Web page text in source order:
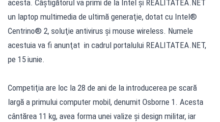
acesta. Câştigătorul va primi de la Intel şi REALITATEA.NET
un laptop multimedia de ultimă generaţie, dotat cu Intel®
Centrino® 2, soluţie antivirus şi mouse wireless. Numele
acestuia va fi anunţat in cadrul portalului REALITATEA.NET,
pe 15 iunie.
Competiţia are loc la 28 de ani de la introducerea pe scară
largă a primului computer mobil, denumit Osborne 1. Acesta
cântărea 11 kg, avea forma unei valize şi design militar, iar